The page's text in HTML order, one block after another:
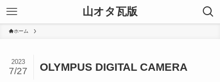
山オタ瓦版
ホーム
OLYMPUS DIGITAL CAMERA
2023
7/27